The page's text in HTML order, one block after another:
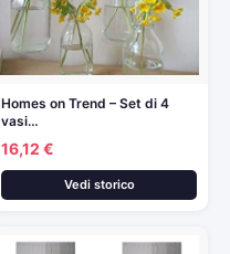
Homes on Trend – Set di 4
vasi…
16,12 €
Vedi storico